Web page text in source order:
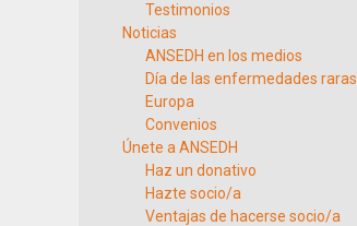
Testimonios
Noticias
ANSEDH en los medios
Día de las enfermedades raras
Europa
Convenios
Únete a ANSEDH
Haz un donativo
Hazte socio/a
Ventajas de hacerse socio/a